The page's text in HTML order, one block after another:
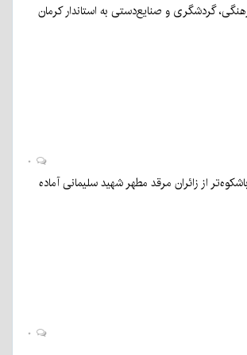
گردشگری و صنایع‌دستی به استاندار کرمان
از زائران مرقد مطهر شهید سلیمانی آماده